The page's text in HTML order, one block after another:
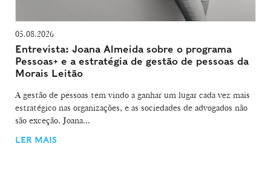
05.08.2026
Entrevista: Joana Almeida sobre o programa
Pessoas+ e a estratégia de gestão de pessoas da
Morais Leitão
A gestão de pessoas tem vindo a ganhar um lugar cada vez mais
estratégico nas organizações, e as sociedades de advogados não
são exceção. Joana...
LER MAIS